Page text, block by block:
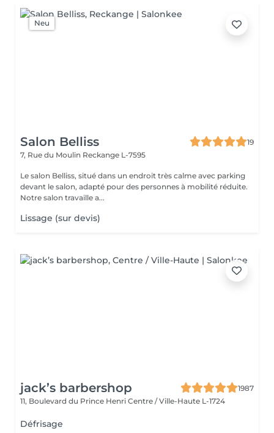
Neu
Salon Belliss
19
7, Rue du Moulin Reckange L-7595
Le salon Belliss, situé dans un endroit très calme avec parking
devant le salon, adapté pour des personnes à mobilité réduite.
Notre salon travaille a...
Lissage (sur devis)
jack’s barbershop
1987
11, Boulevard du Prince Henri Centre / Ville-Haute L-1724
Défrisage